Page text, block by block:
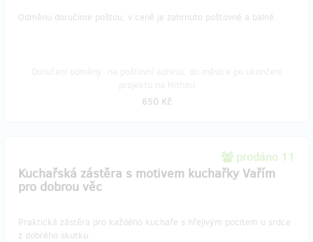
Odměnu doručíme poštou, v ceně je zahrnuto poštovné a balné.
650 Kč
prodáno 11
Kuchařská zástěra s motivem kuchařky Vařím
pro dobrou věc
Praktická zástěra pro každého kuchaře s hřejivým pocitem u srdce
z dobrého skutku.